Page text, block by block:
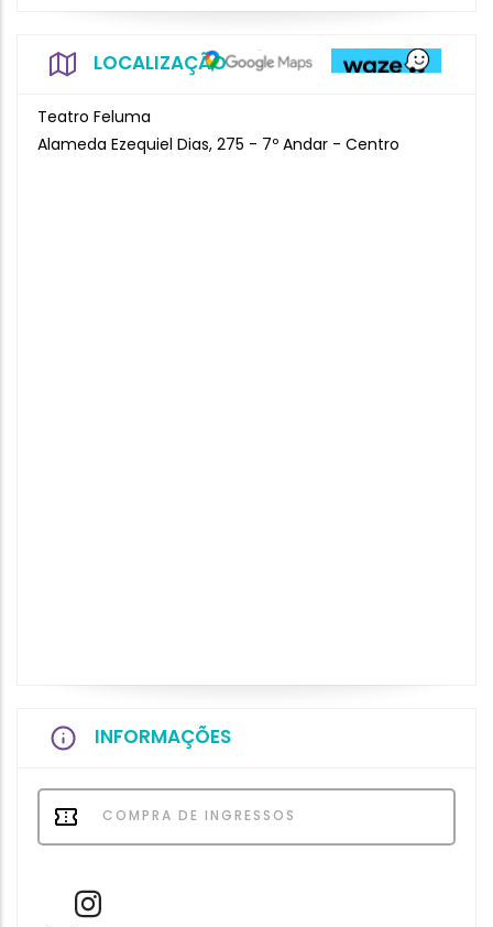
LOCALIZAÇÃO
Teatro Feluma
Alameda Ezequiel Dias, 275 - 7º Andar - Centro
INFORMAÇÕES
COMPRA DE INGRESSOS